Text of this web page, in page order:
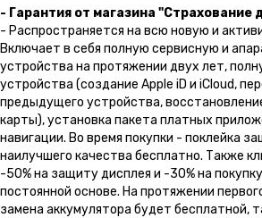
- Гарантия от магазина "Страхование
- Распространяется на всю новую и
Включает в себя полную сервисную и
устройства на протяжении двух лет,
устройства (создание Apple iD и iCloud,
предыдущего устройства,
карты), установка пакета платных
навигации. Во время покупки - поклейка
наилучшего качества бесплатно. Также
-50% на защиту дисплея и -30% на
постоянной основе. На протяжении
замена аккумулятора будет бесплатной,